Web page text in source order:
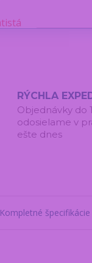
RÝCHLA
Objednávky do
odosielame v
ešte dnes
Kompletné špecifikácie